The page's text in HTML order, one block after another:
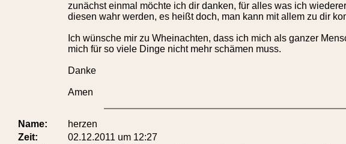
zunächst einmal möchte ich dir danken, für alles was ich
diesen wahr werden, es heißt doch, man kann mit allem zu dir
Ich wünsche mir zu Wheinachten, dass ich mich als ganzer
mich für so viele Dinge nicht mehr schämen muss.
Danke
Amen
Name:
herzen
Zeit:
02.12.2011 um 12:27